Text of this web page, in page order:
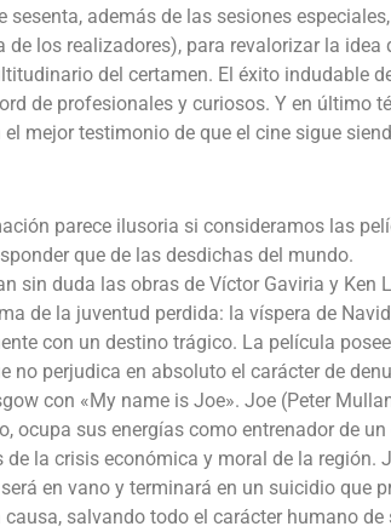
sesenta, además de las sesiones
de los realizadores), para revalorizar la idea
del certamen. El éxito indudable
de profesionales y curiosos. Y en último
mejor testimonio de que el cine sigue
parece ilusoria si consideramos las
que de las desdichas del mundo.
sin duda las obras de Víctor Gaviria y Ken
de la juventud perdida: la víspera de
con un destino trágico. La película
no perjudica en absoluto el carácter de
con «My name is Joe». Joe (Peter
ocupa sus energías como entrenador de
la crisis económica y moral de la región.
en vano y terminará en un suicidio que
salvando todo el carácter humano de